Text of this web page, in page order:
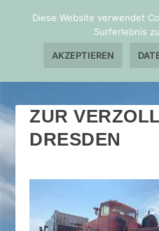
ZUR
DRESDEN
Diese Website verwendet
Surferlebnis
AKZEPTIEREN